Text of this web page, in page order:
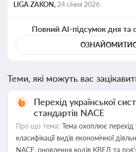
LIGA ZAKON, 24 січня 2026
Повний AI-підсумок дня та
Теми, які можуть вас
Перехід української
стандартів NACE
Про що тема: Тема охоплює перехід
класифікації видів економічної
NACE, оновлення кодів КВЕД та